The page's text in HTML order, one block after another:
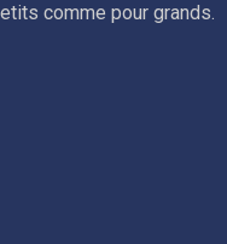
comme pour grands.